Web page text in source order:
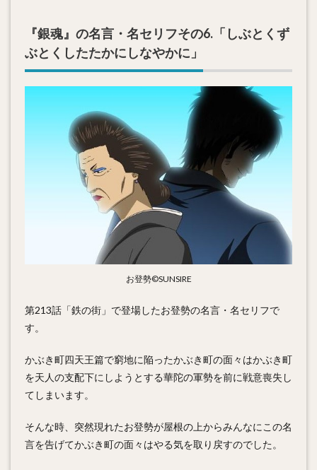
『銀魂』の名言・名セリフその6.「しぶとくず
ぶとくしたたかにしなやかに」
お登勢©SUNSIRE
第213話「鉄の街」で登場したお登勢の名言・名セリフで
す。
かぶき町四天王篇で窮地に陥ったかぶき町の面々はかぶき町
を天人の支配下にしようとする華陀の軍勢を前に戦意喪失し
てしまいます。
そんな時、突然現れたお登勢が屋根の上からみんなにこの名
言を告げてかぶき町の面々はやる気を取り戻すのでした。